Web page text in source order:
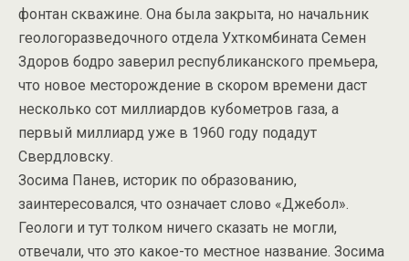
фонтан скважине. Она была закрыта, но начальник
геологоразведочного отдела Ухткомбината Семен
Здоров бодро заверил республиканского премьера,
что новое месторождение в скором времени даст
несколько сот миллиардов кубометров газа, а
первый миллиард уже в 1960 году подадут
Свердловску.
Зосима Панев, историк по образованию,
заинтересовался, что означает слово «Джебол».
Геологи и тут толком ничего сказать не могли,
отвечали, что это какое-то местное название. Зосима